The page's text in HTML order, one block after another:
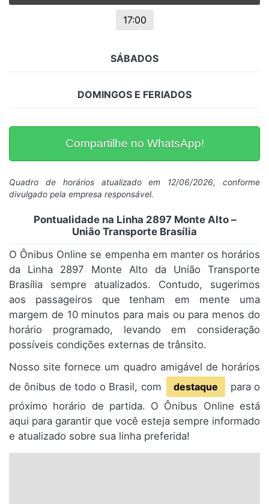
17:00
SÁBADOS
DOMINGOS E FERIADOS
Compartilhe no WhatsApp!
Quadro de horários atualizado em 12/06/2026, conforme
divulgado pela empresa responsável.
Pontualidade na Linha 2897 Monte Alto –
União Transporte Brasília
O Ônibus Online se empenha em manter os horários
da Linha 2897 Monte Alto da União Transporte
Brasília sempre atualizados. Contudo, sugerimos
aos passageiros que tenham em mente uma
margem de 10 minutos para mais ou para menos do
horário programado, levando em consideração
possíveis condições externas de trânsito.
Nosso site fornece um quadro amigável de horários
de ônibus de todo o Brasil, com
destaque
para o
próximo horário de partida. O Ônibus Online está
aqui para garantir que você esteja sempre informado
e atualizado sobre sua linha preferida!